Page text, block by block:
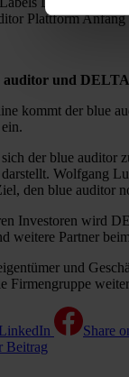
Plattform
auditor und
kommt der blue
der blue auditor
Wolfgang
den blue auditor
Investoren wird
weitere Partner
und
Firmengruppe
Share
Beitrag